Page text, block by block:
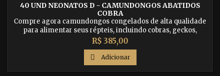
40 UND NEONATOS D - CAMUNDONGOS ABATIDOS
COBRA
Compre agora camundongos congelados de alta qualidade
para alimentar seus répteis, incluindo cobras, geckos,
tartarugas e muito mais. Tenha certeza de estar dando a
seus animais de estimação a melhor nutrição possível.
Preço
R$ 385,00
 Adicionar